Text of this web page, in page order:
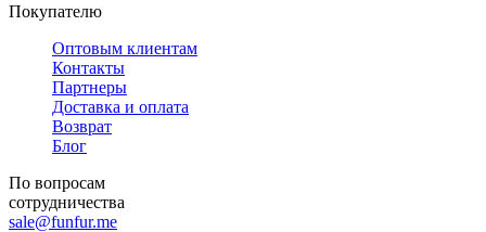
Покупателю
Оптовым клиентам
Контакты
Партнеры
Доставка и оплата
Возврат
Блог
По вопросам
сотрудничества
sale@funfur.me